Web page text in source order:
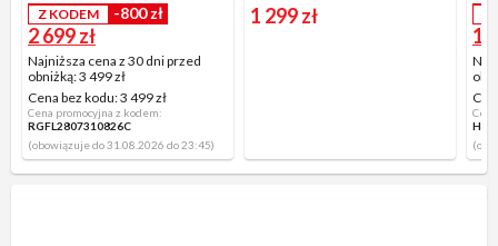
Z KODEM -800 zł
2 699 zł
Najniższa cena z 30 dni przed
obniżką:3 499 zł
Cena bez kodu:3 499 zł
Cena promocyjna z kodem:
RGFL2807310826C
(obowiązuje do 31.08.2026 do 23:45)
1 299 zł
1